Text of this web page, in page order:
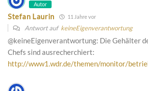
Autor
Stefan Laurin 11 Jahre vor
Antwort auf keineEigenverantwortung
@keineEigenverantwortung: Die Gehälter
Chefs sind ausrecherchiert:
http://www1.wdr.de/themen/monitor/